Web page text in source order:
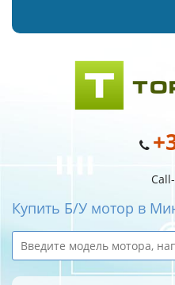
Купить Б/У мотор в